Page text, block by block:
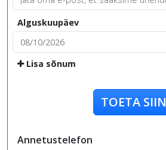
Alguskuupäev
Lisa sõnum
TOETA SIIN
Annetustelefon